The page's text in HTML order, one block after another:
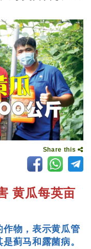
Share this
黄瓜每英亩
物，表示黄瓜管
蓟马和露菌病。